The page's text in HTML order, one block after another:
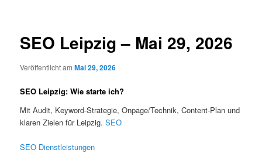
SEO Leipzig – Mai 29, 2026
Veröffentlicht amMai 29, 2026
SEO Leipzig: Wie starte ich?
Mit Audit, Keyword-Strategie, Onpage/Technik, Content-Plan und
klaren Zielen für Leipzig.SEO
SEO Dienstleistungen